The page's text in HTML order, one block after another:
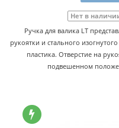
Нет в
Ручка для валика LT
рукоятки и стального
пластика. Отверстие на
подвешенном